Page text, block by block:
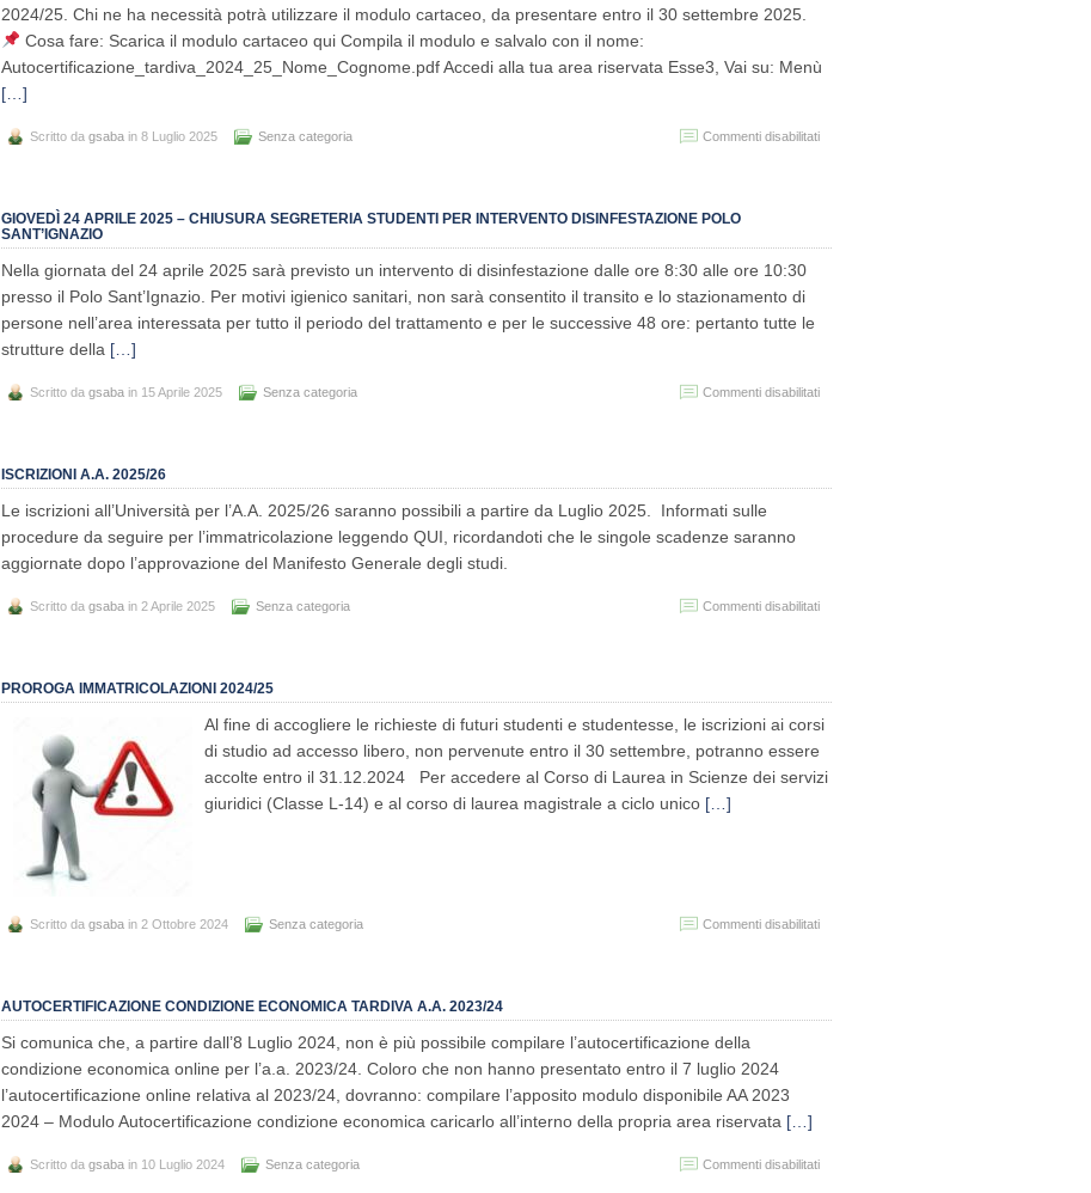
2024/25. Chi ne ha necessità potrà utilizzare il modulo cartaceo, da presentare entro il 30 settembre 2025.
Cosa fare: Scarica il modulo cartaceo qui Compila il modulo e salvalo con il nome:
Autocertificazione_tardiva_2024_25_Nome_Cognome.pdf Accedi alla tua area riservata Esse3, Vai su: Menù
[…]
Scritto da gsaba in 8 Luglio 2025 Senza categoria Commenti disabilitatisu
2024/25
GIOVEDÌ 24 APRILE 2025 – CHIUSURA SEGRETERIA STUDENTI PER INTERVENTO DISINFESTAZIONE POLO
SANT’IGNAZIO
Nella giornata del 24 aprile 2025 sarà previsto un intervento di disinfestazione dalle ore 8:30 alle ore 10:30
presso il Polo Sant’Ignazio. Per motivi igienico sanitari, non sarà consentito il transito e lo stazionamento di
persone nell’area interessata per tutto il periodo del trattamento e per le successive 48 ore: pertanto tutte le
strutture della […]
Scritto da gsaba in 15 Aprile 2025 Senza categoria Commenti disabilitatisu
–
disinfestazione
ISCRIZIONI A.A. 2025/26
Le iscrizioni all’Università per l’A.A. 2025/26 saranno possibili a partire da Luglio 2025. Informati sulle
procedure da seguire per l’immatricolazione leggendo QUI, ricordandoti che le singole scadenze saranno
aggiornate dopo l’approvazione del Manifesto Generale degli studi.
Scritto da gsaba in 2 Aprile 2025 Senza categoria Commenti disabilitatisu
PROROGA IMMATRICOLAZIONI 2024/25
Al fine di accogliere le richieste di futuri studenti e studentesse, le iscrizioni ai corsi
di studio ad accesso libero, non pervenute entro il 30 settembre, potranno essere
accolte entro il 31.12.2024 Per accedere al Corso di Laurea in Scienze dei servizi
giuridici (Classe L-14) e al corso di laurea magistrale a ciclo unico […]
Scritto da gsaba in 2 Ottobre 2024 Senza categoria Commenti disabilitatisu
AUTOCERTIFICAZIONE CONDIZIONE ECONOMICA TARDIVA A.A. 2023/24
Si comunica che, a partire dall’8 Luglio 2024, non è più possibile compilare l’autocertificazione della
condizione economica online per l’a.a. 2023/24. Coloro che non hanno presentato entro il 7 luglio 2024
l’autocertificazione online relativa al 2023/24, dovranno: compilare l’apposito modulo disponibile AA 2023
2024 – Modulo Autocertificazione condizione economica caricarlo all’interno della propria area riservata […]
Scritto da gsaba in 10 Luglio 2024 Senza categoria Commenti disabilitatisu